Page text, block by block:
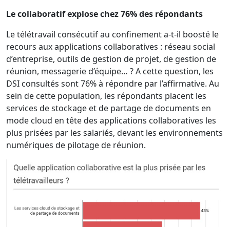
Le collaboratif explose chez 76% des répondants
Le télétravail consécutif au confinement a-t-il boosté le
recours aux applications collaboratives : réseau social
d’entreprise, outils de gestion de projet, de gestion de
réunion, messagerie d’équipe… ? A cette question, les
DSI consultés sont 76% à répondre par l’affirmative. Au
sein de cette population, les répondants placent les
services de stockage et de partage de documents en
mode cloud en tête des applications collaboratives les
plus prisées par les salariés, devant les environnements
numériques de pilotage de réunion.